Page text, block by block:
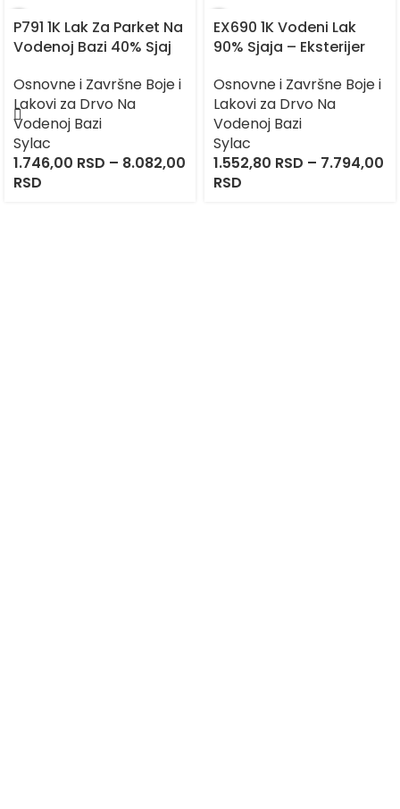
P791 1K Lak Za Parket Na
Vodenoj Bazi 40% Sjaj
Osnovne i Završne Boje i
Lakovi za Drvo Na
Vodenoj Bazi
Sylac
1.746,00 RSD – 8.082,00
RSD
EX690 1K Vodeni Lak
90% Sjaja – Eksterijer
Osnovne i Završne Boje i
Lakovi za Drvo Na
Vodenoj Bazi
Sylac
1.552,80 RSD – 7.794,00
RSD